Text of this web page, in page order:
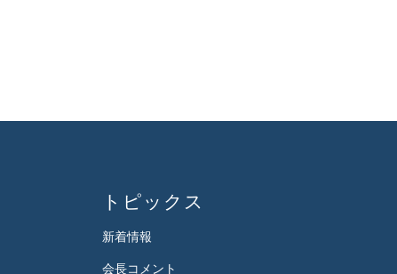
トピックス
新着情報
会長コメント